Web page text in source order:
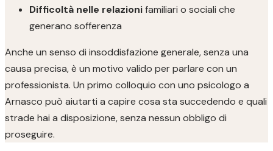
Difficoltà nelle relazionifamiliari o sociali che
generano sofferenza
Anche un senso di insoddisfazione generale, senza una
causa precisa, è un motivo valido per parlare con un
professionista. Un primo colloquio con uno psicologo a
Arnasco può aiutarti a capire cosa sta succedendo e quali
strade hai a disposizione, senza nessun obbligo di
proseguire.